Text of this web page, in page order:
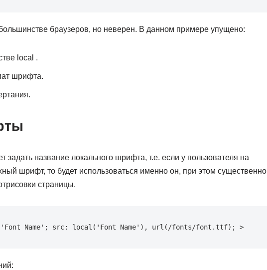
браузеров, но неверен. В данном примере упущено:
local .
шрифта.
задать название локального шрифта, т.е. если у пользователя на
шрифт, то будет использоваться именно он, при этом существенно
страницы.
'Font Name'; src: local('Font Name'), url(/fonts/font.ttf); >